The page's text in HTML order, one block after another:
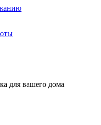
для вашего дома